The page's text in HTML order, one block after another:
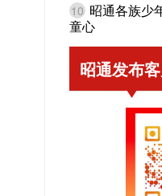
10 昭通各族少
童心
昭通发布